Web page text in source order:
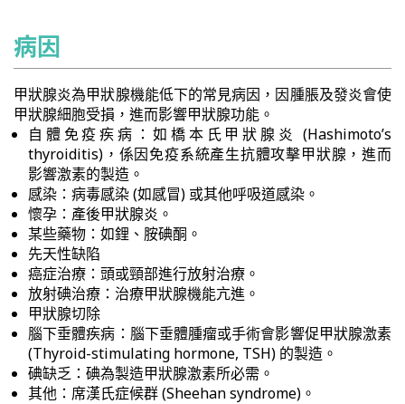
病因
甲狀腺炎為甲狀腺機能低下的常見病因，因腫脹及發炎會使
甲狀腺細胞受損，進而影響甲狀腺功能。
自體免疫疾病：如橋本氏甲狀腺炎 (Hashimoto’s
thyroiditis)，係因免疫系統產生抗體攻擊甲狀腺，進而
影響激素的製造。
感染：病毒感染 (如感冒) 或其他呼吸道感染。
懷孕：產後甲狀腺炎。
某些藥物：如鋰、胺碘酮。
先天性缺陷
癌症治療：頭或頸部進行放射治療。
放射碘治療：治療甲狀腺機能亢進。
甲狀腺切除
腦下垂體疾病：腦下垂體腫瘤或手術會影響促甲狀腺激素
(Thyroid-stimulating hormone, TSH) 的製造。
碘缺乏：碘為製造甲狀腺激素所必需。
其他：席漢氏症候群 (Sheehan syndrome)。